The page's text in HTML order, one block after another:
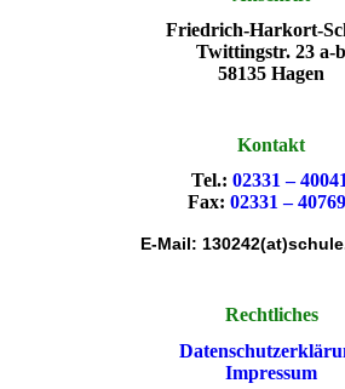
Friedrich-Harkort-
Twittingstr. 23 a-b
58135 Hagen
Kontakt
Tel.: 02331 –
Fax: 02331 –
E-Mail:
Rechtliches
Impressum